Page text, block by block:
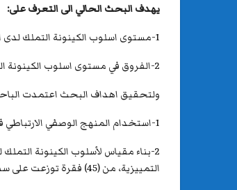
يهدف البحث الحالي الى التعرف على:
1-مستوى اسلوب الكينونة التملك لدى اساتذة الجامعة.
2-الفروق في مستوى اسلوب الكينونة التملك لدى اساتذة الجامعة تبعا لمتغيري الجنس (ذكور – اناث) والتخصص (علمي – انساني).
ولتحقيق اهداف البحث اعتمدت
1-استخدام المنهج الوصفي الارتباطي في الكشف عن اسلوب الكينونة التملك وعلاقته بالاطمئنان الوجودي
2-بناء مقياس لأسلوب الكينونة
التمييزية، من (45) فقرة توزعت على ست مجالات هي (قوة الأنا ،التفتح الذهني ،التجاوز، الأستقلالية ،الرضا عن النفس، الشعور بالمسؤولية الاجتماعية)